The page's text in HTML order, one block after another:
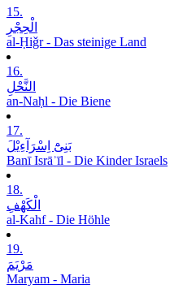
15.
الْحِجْرِ
al-Ḥiǧr - Das steinige Land
16.
النَّحْلِ
an-Naḥl - Die Biene
17.
بَنِیْٓ اِسْرَآءِیْلَ
Banī Isrāʾīl - Die Kinder Israels
18.
الْکَھْفِ
al-Kahf - Die Höhle
19.
مَرْیَمَ
Maryam - Maria